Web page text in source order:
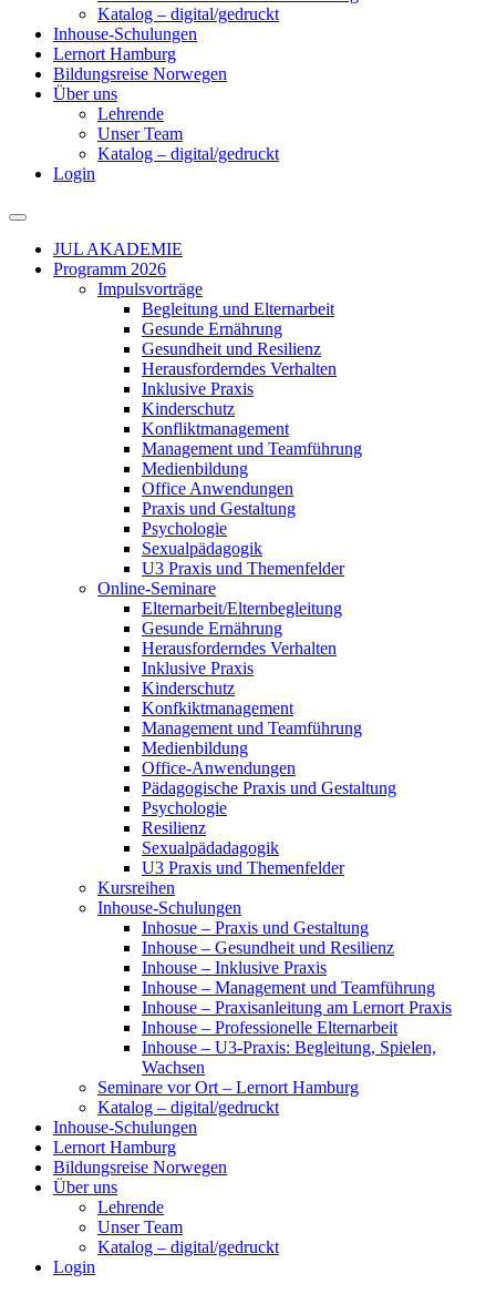
Katalog – digital/gedruckt
Inhouse-Schulungen
Lernort Hamburg
Bildungsreise Norwegen
Über uns
Lehrende
Unser Team
Katalog – digital/gedruckt
Login
JUL AKADEMIE
Programm 2026
Impulsvorträge
Begleitung und Elternarbeit
Gesunde Ernährung
Gesundheit und Resilienz
Herausforderndes Verhalten
Inklusive Praxis
Kinderschutz
Konfliktmanagement
Management und Teamführung
Medienbildung
Office Anwendungen
Praxis und Gestaltung
Psychologie
Sexualpädagogik
U3 Praxis und Themenfelder
Online-Seminare
Elternarbeit/Elternbegleitung
Gesunde Ernährung
Herausforderndes Verhalten
Inklusive Praxis
Kinderschutz
Konfkiktmanagement
Management und Teamführung
Medienbildung
Office-Anwendungen
Pädagogische Praxis und Gestaltung
Psychologie
Resilienz
Sexualpädadagogik
U3 Praxis und Themenfelder
Kursreihen
Inhouse-Schulungen
Inhosue – Praxis und Gestaltung
Inhouse – Gesundheit und Resilienz
Inhouse – Inklusive Praxis
Inhouse – Management und Teamführung
Inhouse – Praxisanleitung am Lernort Praxis
Inhouse – Professionelle Elternarbeit
Inhouse – U3-Praxis: Begleitung, Spielen,
Wachsen
Seminare vor Ort – Lernort Hamburg
Katalog – digital/gedruckt
Inhouse-Schulungen
Lernort Hamburg
Bildungsreise Norwegen
Über uns
Lehrende
Unser Team
Katalog – digital/gedruckt
Login